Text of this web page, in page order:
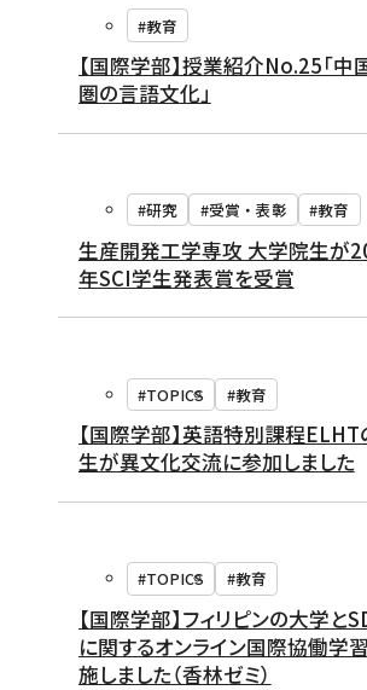
#教育
【国際学部】授業紹介No.25「中
圏の言語文化」
#研究 #受賞・表彰 #教育
生産開発工学専攻 大学院生が
年SCI学生発表賞を受賞
#TOPICS #教育
【国際学部】英語特別課程ELHT
生が異文化交流に参加しました
#TOPICS #教育
【国際学部】フィリピンの大学と
に関するオンライン国際協働学
施しました（香林ゼミ）